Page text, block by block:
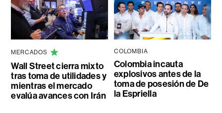
MERCADOS
Wall Street cierra mixto
tras toma de utilidades y
mientras el mercado
evalúa avances con Irán
COLOMBIA
Colombia incauta
explosivos antes de la
toma de posesión de De
la Espriella